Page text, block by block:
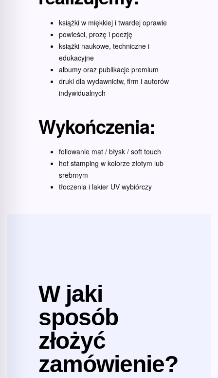
książki w miękkiej i twardej oprawie
powieści, prozę i poezję
książki naukowe, techniczne i
edukacyjne
albumy oraz publikacje premium
druki dla wydawnictw, firm i autorów
indywidualnych
Wykończenia:
foliowanie mat / błysk / soft touch
hot stamping w kolorze złotym lub
srebrnym
tłoczenia i lakier UV wybiórczy
W jaki
sposób
złożyć
zamówienie?